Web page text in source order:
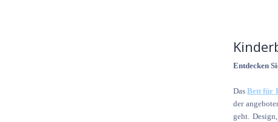
Entdecken
Das Bett für
der
geht.